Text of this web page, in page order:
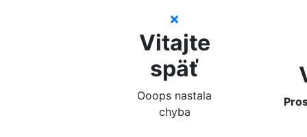
Vitajte
späť
Ooops nastala
chyba